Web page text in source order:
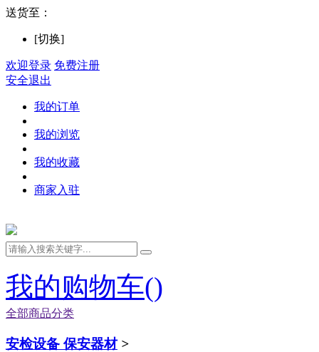
送货至：
[切换]
欢迎登录 免费注册
安全退出
我的订单
我的浏览
我的收藏
商家入驻
我的购物车()
全部商品分类
安检设备 保安器材 >